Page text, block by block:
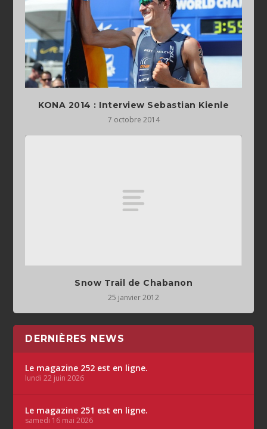
KONA 2014 : Interview Sebastian Kienle
7 octobre 2014
Snow Trail de Chabanon
25 janvier 2012
DERNIÈRES NEWS
Le magazine 252 est en ligne.
lundi 22 juin 2026
Le magazine 251 est en ligne.
samedi 16 mai 2026